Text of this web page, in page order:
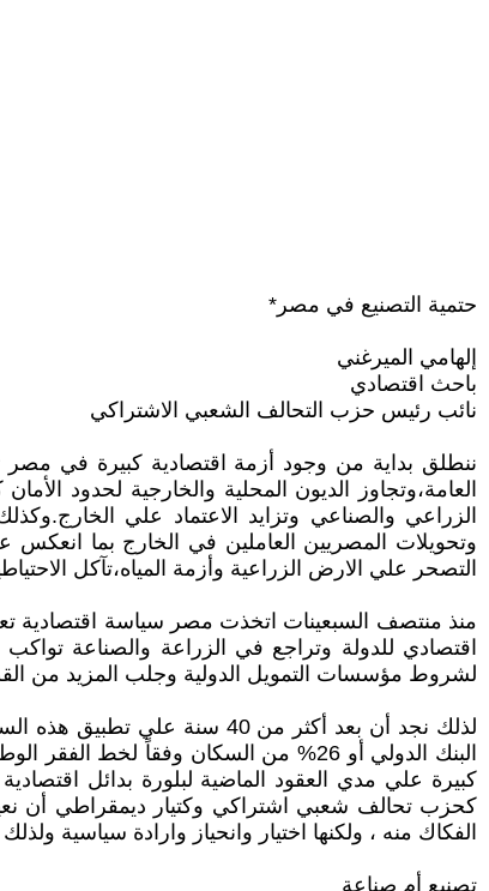
حتمية التصنيع في مصر*
إلهامي الميرغني
باحث اقتصادي
نائب رئيس حزب التحالف الشعبي الاشتراكي
ننطلق بداية من وجود أزمة اقتصادية كبيرة في
العامة،وتجاوز الديون المحلية والخارجية لحدود
الزراعي والصناعي وتزايد الاعتماد علي
التصحر علي الارض الزراعية وأزمة المياه،تآكل
منذ منتصف السبعينات اتخذت مصر سياسة اقتصادية
اقتصادي للدولة وتراجع في الزراعة والصناعة
لشروط مؤسسات التمويل الدولية وجلب المزيد من
البنك الدولي أو 26% من السكان وفقاً
كحزب تحالف شعبي اشتراكي وكتيار ديمقراطي أن
الفكاك منه ، ولكنها اختيار وانحياز وارادة سياسية
تصنيع أم صناعة